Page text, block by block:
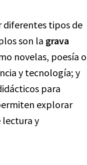
diferentes tipos de
son la grava
novelas, poesía o
y tecnología; y
para
explorar
lectura y